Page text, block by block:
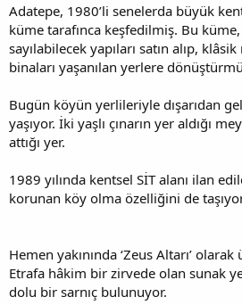
Adatepe, 1980’li senelerda büyük
küme tarafınca keşfedilmiş. Bu
sayılabilecek yapıları satın alıp,
binaları yaşanılan yerlere
Bugün köyün yerlileriyle dışarıdan
yaşıyor. İki yaşlı çınarın yer aldığı
attığı yer.
1989 yılında kentsel SİT alanı ilan
korunan köy olma özelliğini de
Hemen yakınında ‘Zeus Altarı’
Etrafa hâkim bir zirvede olan sunak
dolu bir sarnıç bulunuyor.